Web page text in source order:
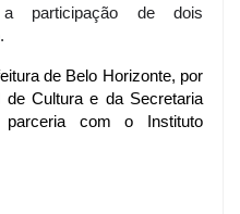
participação de dois
de Belo Horizonte, por
de Cultura e da Secretaria
com o Instituto